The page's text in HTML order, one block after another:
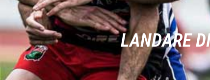
LANDARE